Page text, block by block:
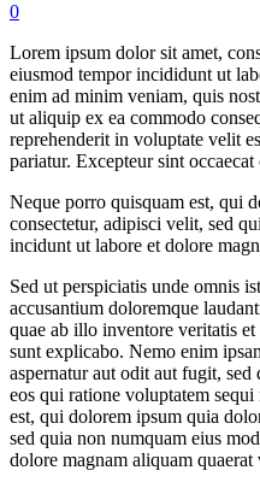
0
Lorem ipsum dolor sit amet,
eiusmod tempor incididunt ut
enim ad minim veniam, quis
ut aliquip ex ea commodo
reprehenderit in voluptate velit
pariatur. Excepteur sint occaecat
Neque porro quisquam est, qui
consectetur, adipisci velit, sed
incidunt ut labore et dolore
Sed ut perspiciatis unde omnis
accusantium doloremque
quae ab illo inventore veritatis
sunt explicabo. Nemo enim
aspernatur aut odit aut fugit,
eos qui ratione voluptatem
est, qui dolorem ipsum quia
sed quia non numquam eius
dolore magnam aliquam quaerat